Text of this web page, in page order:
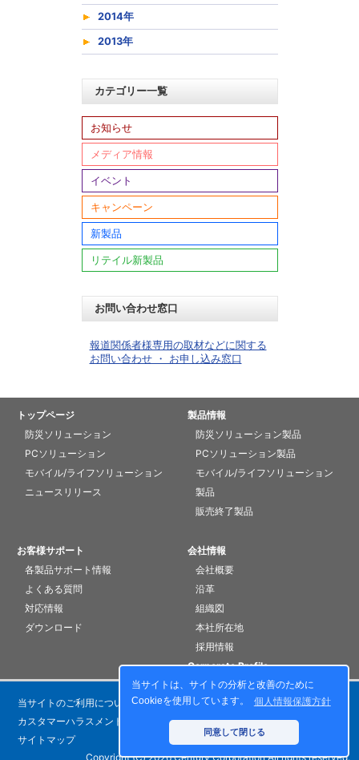
当サイトは、サイトの分析と改善のために
Cookieを使用しています。
個人情報保護方針
同意して閉じる
2014年
2013年
カテゴリー一覧
お知らせ
メディア情報
イベント
キャンペーン
新製品
リテイル新製品
お問い合わせ窓口
報道関係者様専用の取材などに関する
お問い合わせ ・ お申し込み窓口
トップページ
防災ソリューション
PCソリューション
モバイル/ライフソリューション
ニュースリリース
製品情報
防災ソリューション製品
PCソリューション製品
モバイル/ライフソリューション
製品
販売終了製品
お客様サポート
各製品サポート情報
よくある質問
対応情報
ダウンロード
会社情報
会社概要
沿革
組織図
本社所在地
採用情報
Corporate Profile
当サイトのご利用について
個人情報保護方針
カスタマーハラスメントに対する基本方針
お問い合わせ
サイトマップ
Copyright (C) 2026 Century Corporation All rights reserved.